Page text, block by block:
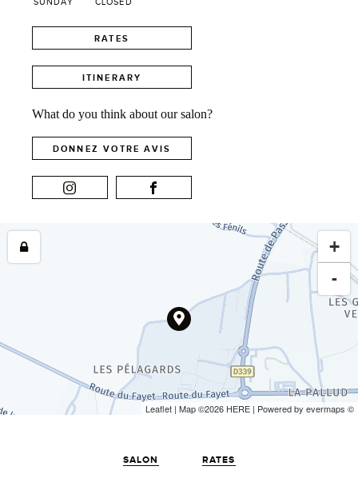
RATES
ITINERARY
What do you think about our salon?
DONNEZ VOTRE AVIS
+
-
Leaflet | Map ©2026 HERE | Powered by evermaps ©
SALON RATES